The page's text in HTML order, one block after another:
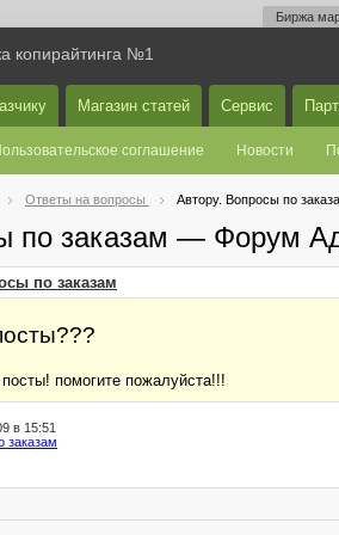
Биржа
копирайтинга №1
Магазин статей Сервис
соглашение Новости
Ответы на вопросы Автору. Вопросы по
по заказам — Форум
по заказам
помогите пожалуйста!!!
в 15:51
заказам